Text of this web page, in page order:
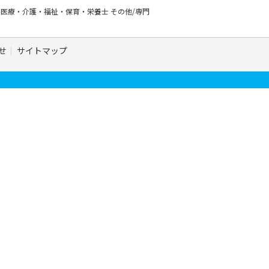
医療・介護・福祉・保育・栄養士 その他/専門
サイトマップ